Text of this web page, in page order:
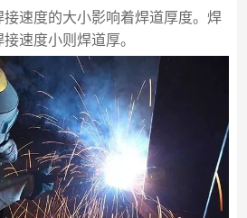
速度的大小影响着焊道厚度。焊
速度小则焊道厚。